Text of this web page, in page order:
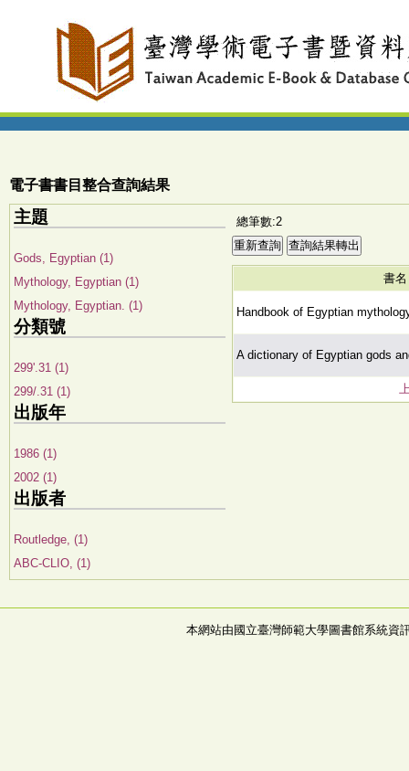
電子書書目整合查詢結果
主題
Gods, Egyptian (1)
Mythology, Egyptian (1)
Mythology, Egyptian. (1)
分類號
299'.31 (1)
299/.31 (1)
出版年
1986 (1)
2002 (1)
出版者
Routledge, (1)
ABC-CLIO, (1)
總筆數:2
書名
Handbook of Egyptian
A dictionary of Egyptian gods
本網站由國立臺灣師範大學圖書館系統資